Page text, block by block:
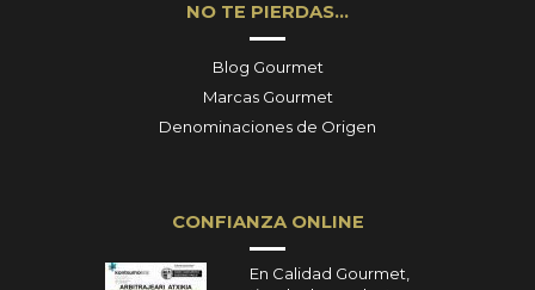
NO TE PIERDAS…
Blog Gourmet
Marcas Gourmet
Denominaciones de Origen
CONFIANZA ONLINE
En Calidad Gourmet,